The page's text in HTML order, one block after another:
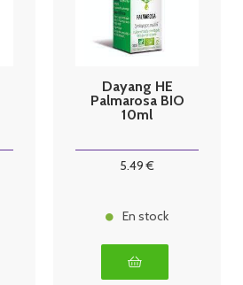
Dayang HE
Palmarosa BIO
10ml
5.49 €
En stock